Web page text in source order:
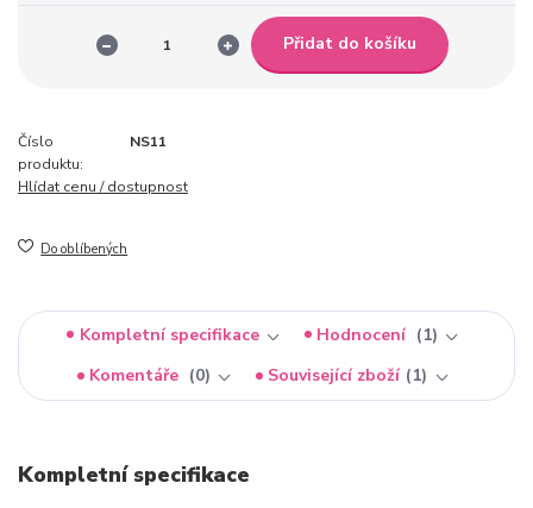
Přidat do košíku
Číslo
produktu:
NS11
Hlídat cenu / dostupnost
Do oblíbených
Kompletní specifikace Hodnocení
1
Komentáře
0 Související zboží 1
Kompletní specifikace